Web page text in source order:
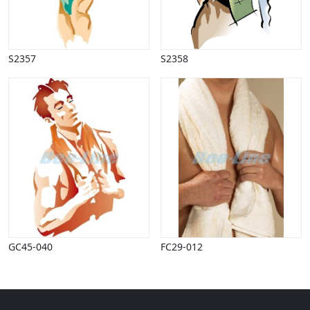
Halloween
Håndværk
Huse, bygninger
Kærlighed, bryllup
Kommunikation, nyhedsformidling
Køretøjer
Landbrug
Lov, orden
Lyd, billede
Mad, drikke
Mærkedage
Marked, kræmmere
Mennesker
Natur
S2357 S2358
GC45-040 FC29-012